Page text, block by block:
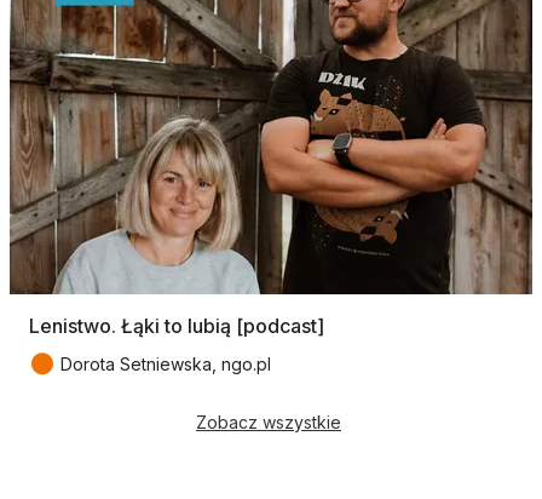
Lenistwo. Łąki to lubią [podcast]
● Dorota Setniewska, ngo.pl
Zobacz wszystkie